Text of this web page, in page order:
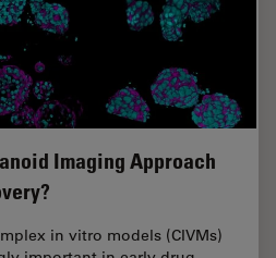
Imaging Approach
in vitro models (CIVMs)